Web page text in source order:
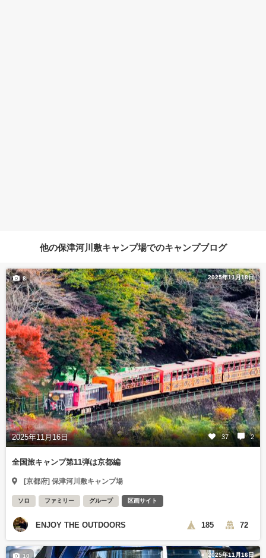
他の保津河川敷キャンプ場でのキャンプブログ
2025年11月18日
2025年11月16日 37 2
8
全国旅キャンプ第11弾は京都編
[京都府] 保津河川敷キャンプ場
ソロ ファミリー グループ 区画サイト
ENJOY THE OUTDOORS 185 72
2025年11月16日
10